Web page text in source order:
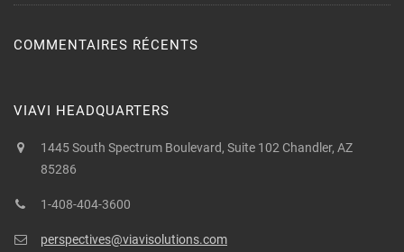
COMMENTAIRES RÉCENTS
VIAVI HEADQUARTERS
1445 South Spectrum Boulevard, Suite 102 Chandler, AZ
85286
1-408-404-3600
perspectives@viavisolutions.com